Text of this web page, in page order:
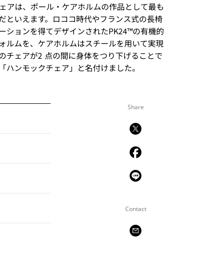
アは、ポール・ケアホルムの作品として最も
といえます。ロココ時代やフランス式の長椅
ションを得てデザインされたPK24™の有機的
ルムを、ケアホルムはスチールを用いて実現
チェアが2 点の間に身体をつり下げることで
ハンモックチェア」と名付けました。
Share
Contact